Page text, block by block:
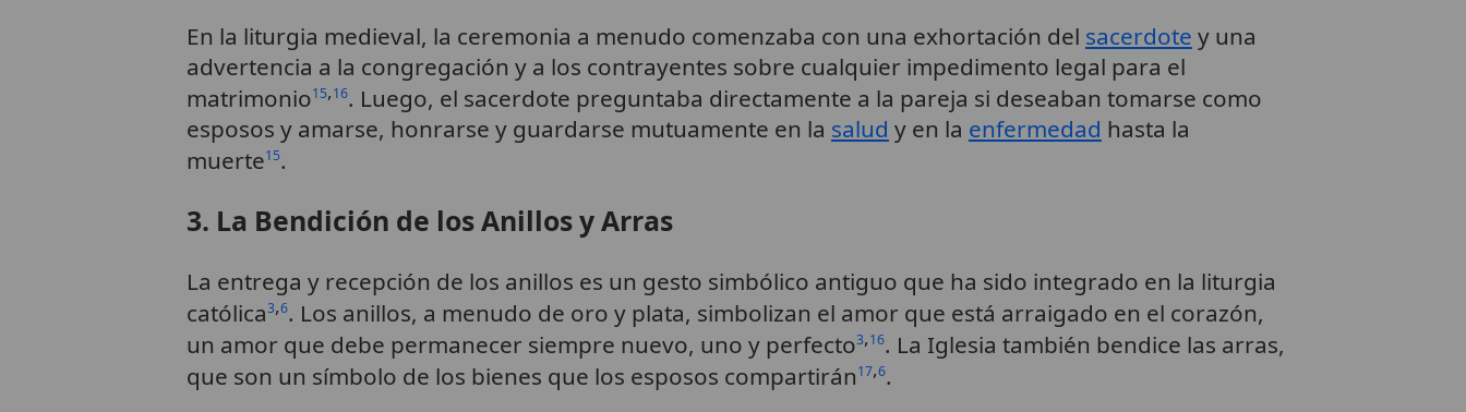
En la liturgia medieval, la ceremonia a menudo comenzaba con una exhortación del sacerdote y una
advertencia a la congregación y a los contrayentes sobre cualquier impedimento legal para el
matrimonio15,16. Luego, el sacerdote preguntaba directamente a la pareja si deseaban tomarse como
esposos y amarse, honrarse y guardarse mutuamente en la salud y en la enfermedad hasta la
muerte15.
3. La Bendición de los Anillos y Arras
La entrega y recepción de los anillos es un gesto simbólico antiguo que ha sido integrado en la liturgia
católica3,6. Los anillos, a menudo de oro y plata, simbolizan el amor que está arraigado en el corazón,
un amor que debe permanecer siempre nuevo, uno y perfecto3,16. La Iglesia también bendice las arras,
que son un símbolo de los bienes que los esposos compartirán17,6.